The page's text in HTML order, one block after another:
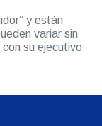
y están
variar sin
su ejecutivo